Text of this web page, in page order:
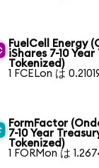
FuelCell Energy
iShares 7-10
Tokenized)
1 FCELon は
FormFactor
7-10 Year
Tokenized)
1 FORMon は